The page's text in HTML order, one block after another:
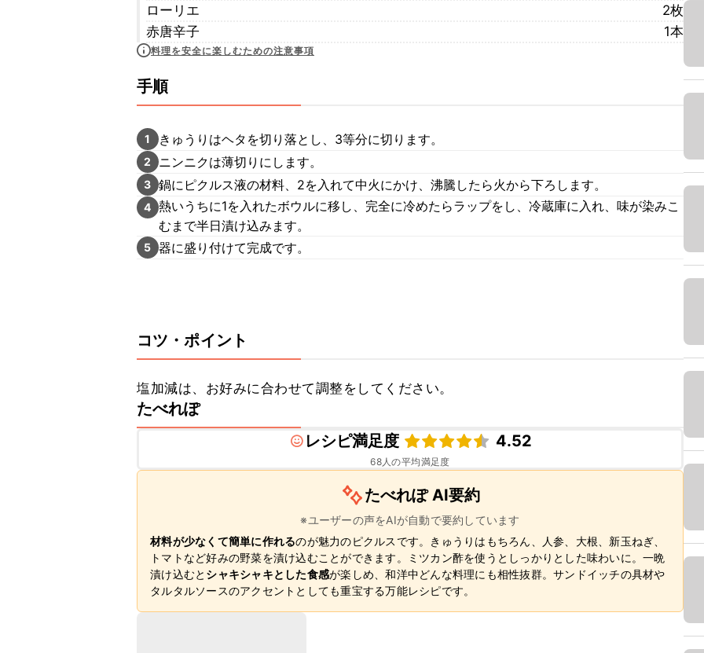
ローリエ
2枚
赤唐辛子
1本
料理を安全に楽しむための注意事項
手順
1 きゅうりはヘタを切り落とし、3等分に切ります。
2 ニンニクは薄切りにします。
3 鍋にピクルス液の材料、2を入れて中火にかけ、沸騰したら火から下ろします。
4 熱いうちに1を入れたボウルに移し、完全に冷めたらラップをし、冷蔵庫に入れ、味が染みこ
むまで半日漬け込みます。
5 器に盛り付けて完成です。
コツ・ポイント
塩加減は、お好みに合わせて調整をしてください。
たべれぽ
レシピ満足度
4.52
68人の平均満足度
たべれぽ AI要約
※ユーザーの声をAIが自動で要約しています
材料が少なくて簡単に作れるのが魅力のピクルスです。きゅうりはもちろん、人参、大根、新玉ねぎ、
トマトなど好みの野菜を漬け込むことができます。ミツカン酢を使うとしっかりとした味わいに。一晩
漬け込むと シャキシャキとした食感が楽しめ、和洋中どんな料理にも相性抜群。サンドイッチの具材や
タルタルソースのアクセントとしても重宝する万能レシピです。